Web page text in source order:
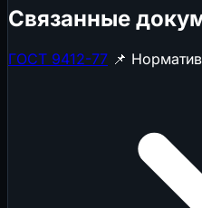
Связанные
ГОСТ 9412-77 📌